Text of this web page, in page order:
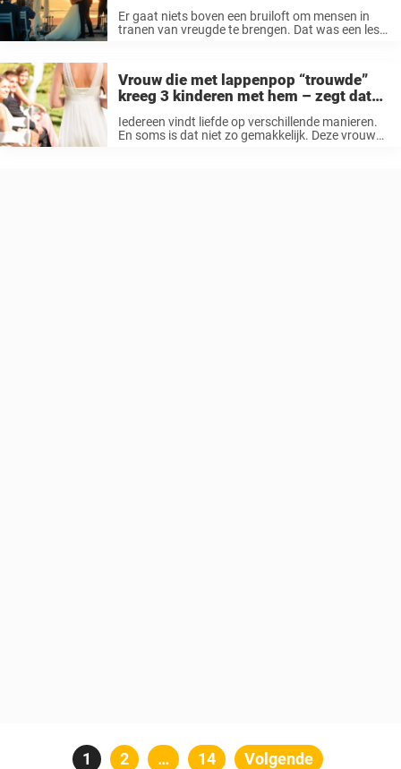
Er gaat niets boven een bruiloft om mensen in
tranen van vreugde te brengen. Dat was een les
Vrouw die met lappenpop “trouwde”
kreeg 3 kinderen met hem – zegt dat
Iedereen vindt liefde op verschillende manieren.
En soms is dat niet zo gemakkelijk. Deze vrouw
Berichten
Pagina
1 Pagina
2 … Pagina
14 Volgende